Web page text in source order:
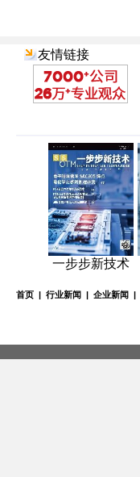
友情链接
一步步新技术
首页 | 行业新闻 | 企业新闻 |